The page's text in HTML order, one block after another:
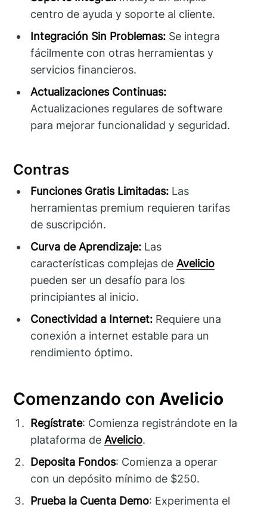
centro de ayuda y soporte al cliente.
Integración Sin Problemas: Se integra
fácilmente con otras herramientas y
servicios financieros.
Actualizaciones Continuas:
Actualizaciones regulares de software
para mejorar funcionalidad y seguridad.
Contras
Funciones Gratis Limitadas: Las
herramientas premium requieren tarifas
de suscripción.
Curva de Aprendizaje: Las
características complejas deAvelicio
pueden ser un desafío para los
principiantes al inicio.
Conectividad a Internet: Requiere una
conexión a internet estable para un
rendimiento óptimo.
Comenzando conAvelicio
Regístrate: Comienza registrándote en la
plataforma deAvelicio.
Deposita Fondos: Comienza a operar
con un depósito mínimo de $250.
Prueba la Cuenta Demo: Experimenta el